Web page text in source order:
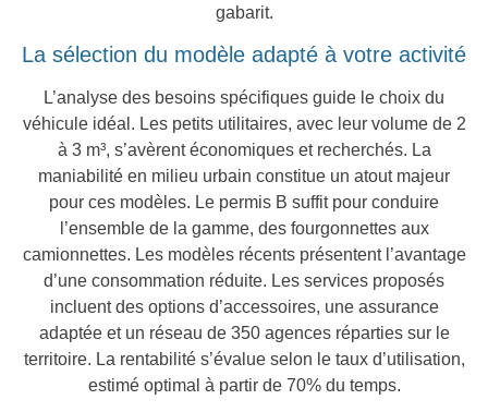
gabarit.
La sélection du modèle adapté à votre activité
L’analyse des besoins spécifiques guide le choix du
véhicule idéal. Les petits utilitaires, avec leur volume de 2
à 3 m³, s’avèrent économiques et recherchés. La
maniabilité en milieu urbain constitue un atout majeur
pour ces modèles. Le permis B suffit pour conduire
l’ensemble de la gamme, des fourgonnettes aux
camionnettes. Les modèles récents présentent l’avantage
d’une consommation réduite. Les services proposés
incluent des options d’accessoires, une assurance
adaptée et un réseau de 350 agences réparties sur le
territoire. La rentabilité s’évalue selon le taux d’utilisation,
estimé optimal à partir de 70% du temps.